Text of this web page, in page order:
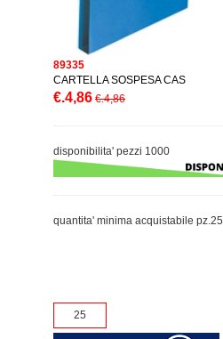
89335
CARTELLA SOSPESA CAS
€.4,86 €.4,86
disponibilita' pezzi 1000
quantita' minima acquistabile pz.25